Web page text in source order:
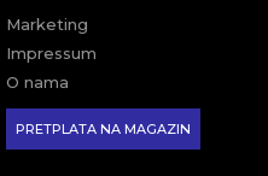
Marketing
Impressum
O nama
PRETPLATA NA MAGAZIN